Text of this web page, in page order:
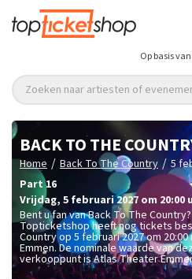
Op basis van
Zoeken naar artiesten of
BACK TO THE
Home / Back To The Country / 5
Part 16
vrijdag, 5 februari 2027 om 20:00
Bent u fan van Back To The
Topticketshop heeft nog tickets
Country op 5 februari 2027 om
Emmen. De nominale waarde van
verkooppunt is Atlas Theater